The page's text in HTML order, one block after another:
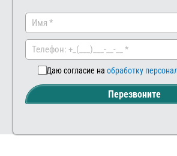
Даю согласие на обработку
Перезвоните